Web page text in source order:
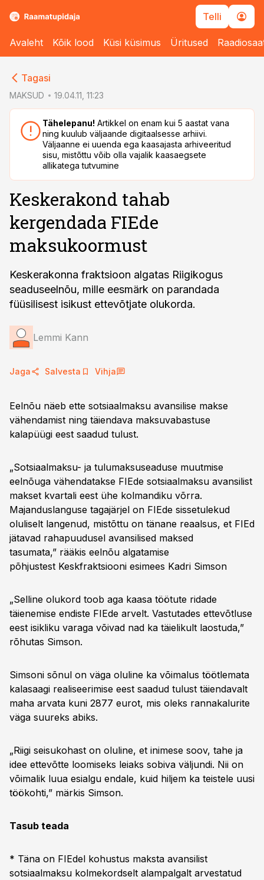
Telli
Avaleht Kõik lood Küsi küsimus Üritused
Tagasi
MAKSUD 19.04.11, 11:23
Tähelepanu! Artikkel on enam kui 5 aastat vana
ning kuulub väljaande digitaalsesse arhiivi.
Väljaanne ei uuenda ega kaasajasta arhiveeritud
sisu, mistõttu võib olla vajalik kaasaegsete
allikatega tutvumine
Keskerakond tahab
kergendada FIEde
maksukoormust
Keskerakonna fraktsioon algatas Riigikogus
seaduseelnõu, mille eesmärk on parandada
füüsilisest isikust ettevõtjate olukorda.
Lemmi Kann
Jaga Salvesta Vihja
Eelnõu näeb ette sotsiaalmaksu avansilise makse
vähendamist ning täiendava maksuvabastuse
kalapüügi eest saadud tulust.
„Sotsiaalmaksu- ja tulumaksuseaduse muutmise
eelnõuga vähendatakse FIEde sotsiaalmaksu avansilist
makset kvartali eest ühe kolmandiku võrra.
Majanduslanguse tagajärjel on FIEde sissetulekud
oluliselt langenud, mistõttu on tänane reaalsus, et FIEd
jätavad rahapuudusel avansilised maksed
tasumata,” rääkis eelnõu algatamise
põhjustest Keskfraktsiooni esimees Kadri Simson
„Selline olukord toob aga kaasa töötute ridade
täienemise endiste FIEde arvelt. Vastutades ettevõtluse
eest isikliku varaga võivad nad ka täielikult laostuda,”
rõhutas Simson.
Simsoni sõnul on väga oluline ka võimalus töötlemata
kalasaagi realiseerimise eest saadud tulust täiendavalt
maha arvata kuni 2877 eurot, mis oleks rannakalurite
väga suureks abiks.
„Riigi seisukohast on oluline, et inimese soov, tahe ja
idee ettevõtte loomiseks leiaks sobiva väljundi. Nii on
võimalik luua esialgu endale, kuid hiljem ka teistele uusi
töökohti,” märkis Simson.
Tasub teada
* Täna on FIEdel kohustus maksta avansilist
sotsiaalmaksu kolmekordselt alampalgalt arvestatud